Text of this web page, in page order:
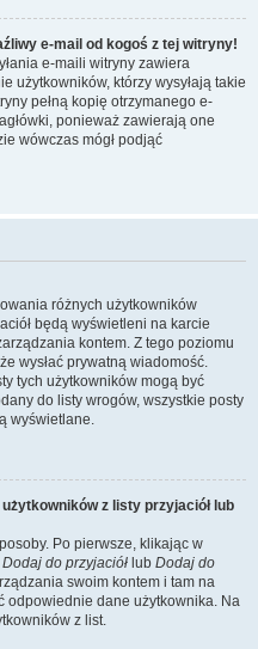
e-mail od kogoś z tej witryny!
e-maili witryny zawiera
użytkowników, którzy wysyłają takie
pełną kopię otrzymanego e-
ponieważ zawierają one
wówczas mógł podjąć
różnych użytkowników
będą wyświetleni na karcie
kontem. Z tego poziomu
wysłać prywatną wiadomość.
tych użytkowników mogą być
do listy wrogów, wszystkie posty
wyświetlane.
z listy przyjaciół lub
Po pierwsze, klikając w
Dodaj do przyjaciół lub Dodaj do
swoim kontem i tam na
odpowiednie dane użytkownika. Na
z list.